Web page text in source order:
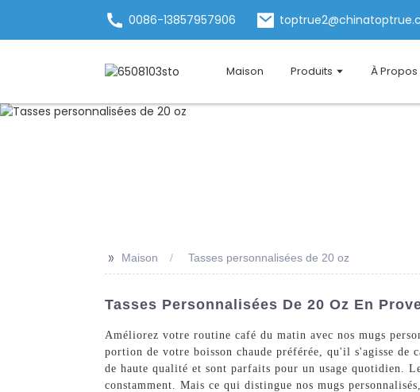
0086-13857957906
Maison Produits À Propos
>> Maison Tasses personnalisées de 20 oz
Tasses Personnalisées De 20 Oz En
Améliorez votre routine café du matin avec nos mugs
portion de votre boisson chaude préférée, qu'il s'agisse de
de haute qualité et sont parfaits pour un usage quotidien.
constamment. Mais ce qui distingue nos mugs